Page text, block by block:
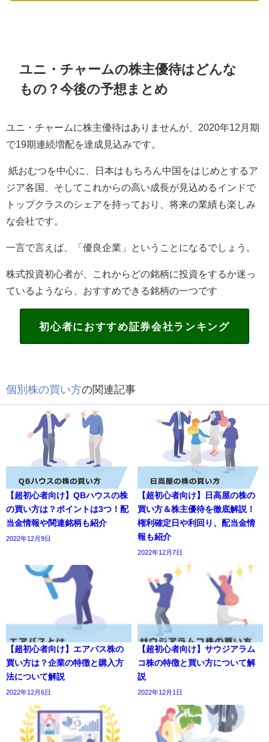
ユニ・チャームの株主優待はどんな
もの？今後の予想まとめ
ユニ・チャームに株主優待はありませんが、 2020年12 月期
で19期連続増配を達成見込みです。
紙おむつを中心に、日本はもちろん中国をはじめとするア
ジア各国、そしてこれからの高い成長が見込めるインドで
トップクラスのシェアを持っており、将来の業績も楽しみ
な会社です。
一言で言えば、「優良企業」ということになるでしょう。
株式投資初心者が、これからどの銘柄に投資をするか迷っ
ているようなら、おすすめできる銘柄の一つです
初心者におすすめ証券会社ランキング
個別株の買い方の関連記事
【超初心者向け】QBハウスの株
の買い方は？ポイントは3つ！配
当金情報や関連銘柄も紹介
2022年12月9日
【超初心者向け】日高屋の株の
買い方＆株主優待を徹底解説！
権利確定日や利回り、配当金情
報も紹介
2022年12月7日
【超初心者向け】エアバス株の
買い方は？企業の特徴と購入方
法について解説
2022年12月6日
【超初心者向け】サウジアラム
コ株の特徴と買い方について解
説
2022年12月1日